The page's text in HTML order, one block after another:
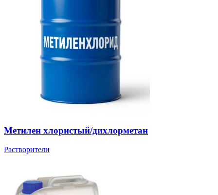
Метилен хлористый/дихлорметан
Растворители